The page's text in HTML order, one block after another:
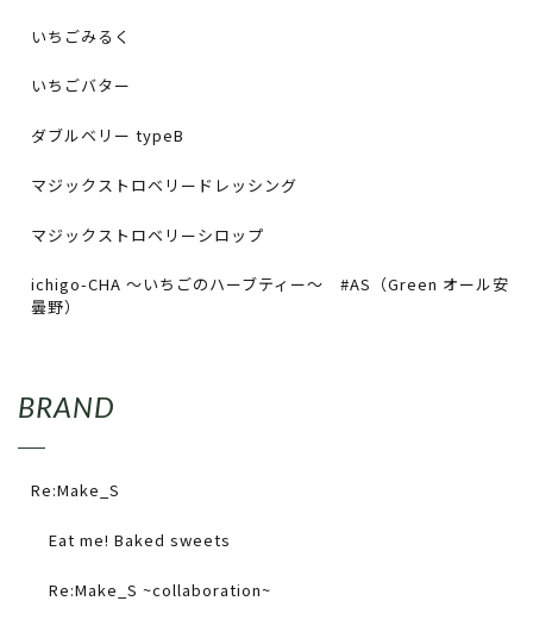
いちごみるく
いちごバター
ダブルベリー typeB
マジックストロベリードレッシング
マジックストロベリーシロップ
ichigo-CHA 〜いちごのハーブティー〜 #AS（Green オール安
曇野）
BRAND
Re:Make_S
Eat me! Baked sweets
Re:Make_S ~collaboration~